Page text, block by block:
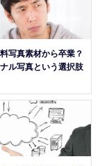
写真素材から卒業？
ル写真という選択肢